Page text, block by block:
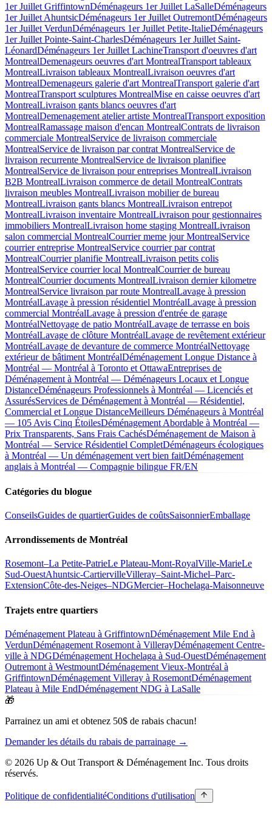
1er Juillet GriffintownDéménageurs 1er Juillet LaSalleDéménageurs
1er Juillet AhuntsicDéménageurs 1er Juillet OutremontDéménageurs
1er Juillet VerdunDéménageurs 1er Juillet Petite-ItalieDéménageurs
1er Juillet Pointe-Saint-CharlesDéménageurs 1er Juillet Saint-
LéonardDéménageurs 1er Juillet LachineTransport d'oeuvres d'art
MontrealDemenageurs oeuvres d'art MontrealTransport tableaux
MontrealLivraison tableaux MontrealLivraison oeuvres d'art
MontrealDemenageurs galerie d'art MontrealTransport galerie d'art
MontrealTransport sculptures MontrealMise en caisse oeuvres d'art
MontrealLivraison gants blancs oeuvres d'art
MontrealDemenagement atelier artiste MontrealTransport exposition
MontrealRamassage maison d'encan MontrealContrats de livraison
commerciale MontrealService de livraison commerciale
MontrealService de livraison par contrat MontrealService de
livraison recurrente MontrealService de livraison planifiee
MontrealService de livraison pour entreprises MontrealLivraison
B2B MontrealLivraison commerce de detail MontrealContrats
livraison meubles MontrealLivraison mobilier de bureau
MontrealLivraison gants blancs MontrealLivraison entrepot
MontrealLivraison inventaire MontrealLivraison pour gestionnaires
immobiliers MontrealLivraison home staging MontrealLivraison
salon commercial MontrealCourrier meme jour MontrealService
courrier entreprise MontrealService courrier par contrat
MontrealCourrier planifie MontrealLivraison petits colis
MontrealService courrier local MontrealCourrier de bureau
MontrealCourrier documents MontrealLivraison dernier kilometre
MontrealService livraison par route MontrealLavage à pression
MontréalLavage à pression résidentiel MontréalLavage à pression
commercial MontréalLavage à pression d'entrée de garage
MontréalNettoyage de patio MontréalLavage de terrasse en bois
MontréalLavage de clôture MontréalLavage de revêtement extérieur
MontréalLavage de devanture de commerce MontréalNettoyage
extérieur de bâtiment MontréalDéménagement Longue Distance à
Montréal — Montréal à Toronto et OttawaEntreprises de
Déménagement à Montréal — Déménageurs Locaux et Longue
DistanceDéménageurs Professionnels à Montréal — Licenciés et
AssurésServices de Déménagement à Montréal — Résidentiel,
Commercial et Longue DistanceMeilleurs Déménageurs à Montréal
— 105 Avis Cinq ÉtoilesDéménagement Abordable à Montréal —
Prix Transparents, Sans Frais CachésDéménagement de Maison à
Montréal — Service Résidentiel CompletDéménageurs écologiques
à Montréal — Un déménagement vert bien faitDéménagement
anglais à Montréal — Compagnie bilingue FR/EN
Catégories du blogue
ConseilsGuides de quartierGuides de coûtsSaisonnierEmballage
Arrondissements de Montréal
Rosemont–La Petite-PatrieLe Plateau-Mont-RoyalVille-MarieLe
Sud-OuestAhuntsic-CartiervilleVilleray–Saint-Michel–Parc-
ExtensionCôte-des-Neiges–NDGMercier–Hochelaga-Maisonneuve
Trajets entre quartiers
Déménagement Plateau à GriffintownDéménagement Mile End à
VerdunDéménagement Rosemont à VillerayDéménagement Centre-
ville à NDGDéménagement Hochelaga à Sud-OuestDéménagement
Outremont à WestmountDéménagement Vieux-Montréal à
GriffintownDéménagement Villeray à RosemontDéménagement
Plateau à Mile EndDéménagement NDG à LaSalle
🎁
Parrainez un ami et obtenez 50$ de rabais chacun!
Demander les détails du rabais de parrainage →
© 2026 Up & Out Transport & Déménagement Inc. Tous droits
réservés.
Politique de confidentialitéConditions d'utilisation